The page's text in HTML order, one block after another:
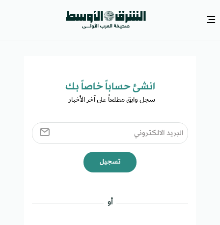
انشئ حساباً خاصاً بك​
سجل وابق مطلعاً على آخر الأخبار ​
تسجيل
أو